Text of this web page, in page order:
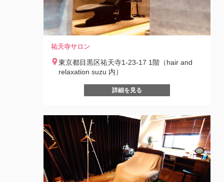
祐天寺サロン
東京都目黒区祐天寺1-23-17 1階（hair and
relaxation suzu 内）
詳細を見る